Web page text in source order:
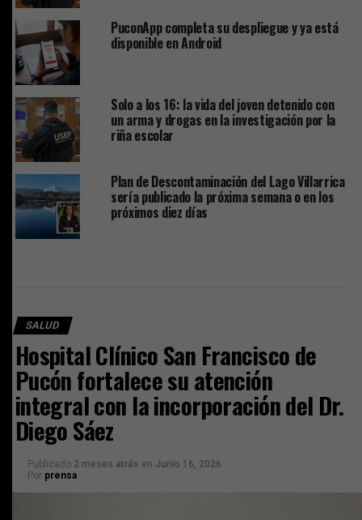
PuconApp completa su despliegue y ya está
disponible en Android
Solo a los 16: la vida del joven detenido con
un arma y drogas en la investigación por la
riña escolar
Plan de Descontaminación del Lago Villarrica
sería publicado la próxima semana o en los
próximos diez días
SALUD
Hospital Clínico San Francisco de
Pucón fortalece su atención
integral con la incorporación del Dr.
Diego Sáez
Publicado 2 meses atrás en Junio 16, 2026
Por prensa